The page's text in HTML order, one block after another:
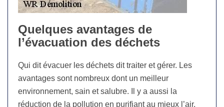
Quelques avantages de
l’évacuation des déchets
Qui dit évacuer les déchets dit traiter et gérer. Les
avantages sont nombreux dont un meilleur
environnement, sain et salubre. Il y a aussi la
réduction de la pollution en purifiant au mieux l’air,